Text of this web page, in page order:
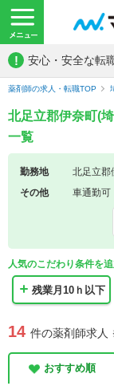
! 安心・安全な転
薬剤師の求人・転職TOP
北足立郡伊奈町(
一覧
勤務地
北足立郡
その他
車通勤可
人気のこだわり条件を
残業月10ｈ以下
14 件の薬剤師求人
おすすめ順